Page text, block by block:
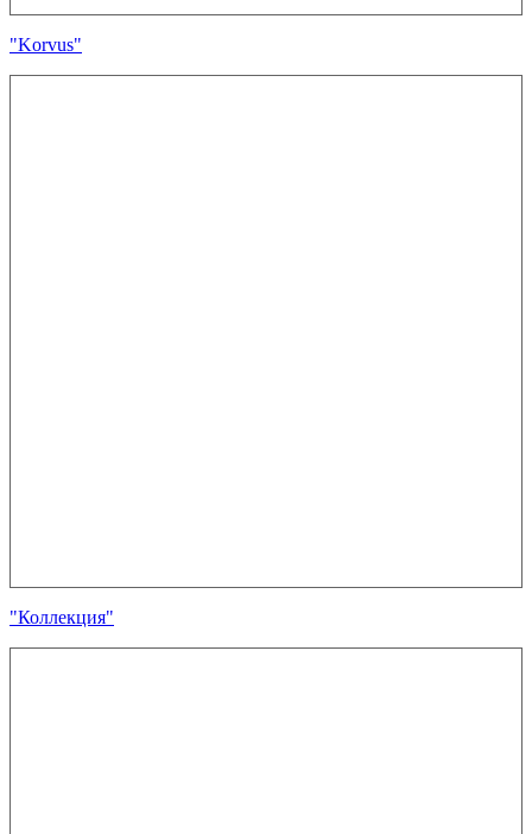
"Korvus"
"Коллекция"